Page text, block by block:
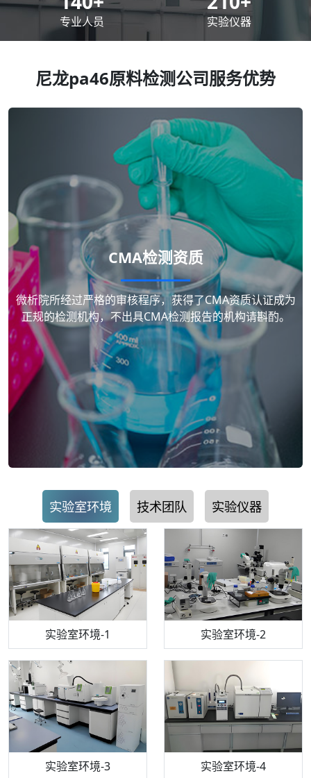
专业人员 实验仪器
尼龙pa46原料检测公司服务优势
CMA检测资质
微析院所经过严格的审核程序，获得了CMA资质认证成为
正规的检测机构，不出具CMA检测报告的机构请斟酌。
实验室环境 技术团队 实验仪器
实验室环境-1 实验室环境-2
实验室环境-3 实验室环境-4
机构质检技术员-1 机构质检技术员-2
机构质检技术员-3 机构质检技术员-4
步入式恒温恒湿试验箱 电感耦合等离子体光谱仪
高效液相色谱仪 流式细胞仪